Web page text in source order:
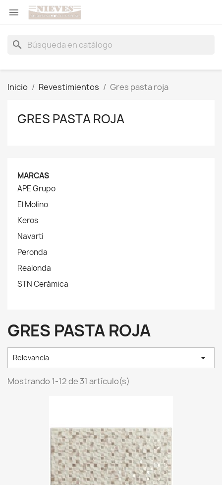

search
Inicio Revestimientos Gres pasta roja
GRES PASTA ROJA
MARCAS
APE Grupo
El Molino
Keros
Navarti
Peronda
Realonda
STN Cerámica
GRES PASTA ROJA
Relevancia 
Mostrando 1-12 de 31 artículo(s)